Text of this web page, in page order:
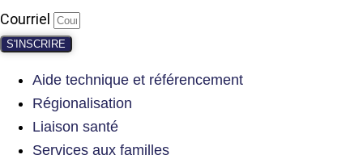
Courriel
S'INSCRIRE
Aide technique et référencement
Régionalisation
Liaison santé
Services aux familles